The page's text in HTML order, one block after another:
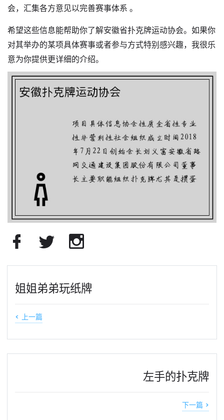
会，汇集各方意见以完善赛事体系 。
希望这些信息能帮助你了解安徽省扑克牌运动协会。如果你
对其举办的某项具体赛事或者参与方式特别感兴趣，我很乐
意为你提供更详细的介绍。
姐姐弟弟玩纸牌
< 上一篇
左手的扑克牌
下一篇 >